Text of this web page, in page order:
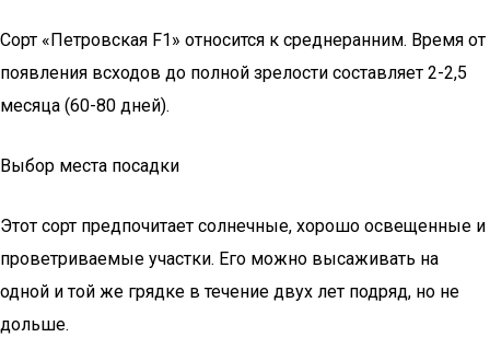
Сорт «Петровская F1» относится к среднеранним. Время от
появления всходов до полной зрелости составляет 2-2,5
месяца (60-80 дней).
Выбор места посадки
Этот сорт предпочитает солнечные, хорошо освещенные и
проветриваемые участки. Его можно высаживать на
одной и той же грядке в течение двух лет подряд, но не
дольше.